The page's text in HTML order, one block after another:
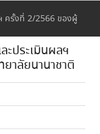
ครั้งที่ 2/2566 ของผู้
ประเมินผลฯ
าลัยนานาชาติ